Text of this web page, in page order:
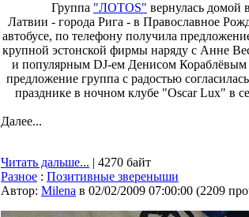
Группа "ЛОТОS" вернулась домой
Латвии - города Рига - в Православное
автобусе, по телефону получила
крупной эстонской фирмы наряду с Анне
и популярным DJ-ем Денисом
предложение группа с радостью
празднике в ночном клубе "Oscar Lux" в
Далее...
Читать дальше... | 4270 байт
Разное : Позитивные звереныши
Автор: Milena в 02/02/2009 07:00:00 (2209